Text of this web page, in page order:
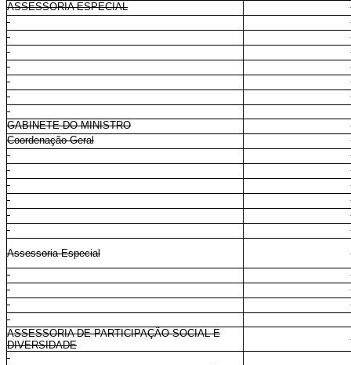
ASSESSORIA ESPECIAL
GABINETE DO MINISTRO
Coordenação-Geral
Assessoria Especial
ASSESSORIA DE PARTICIPAÇÃO SOCIAL E
DIVERSIDADE